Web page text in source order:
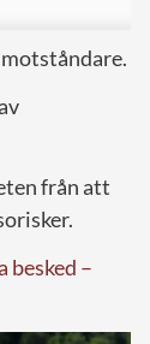
från att
besked –